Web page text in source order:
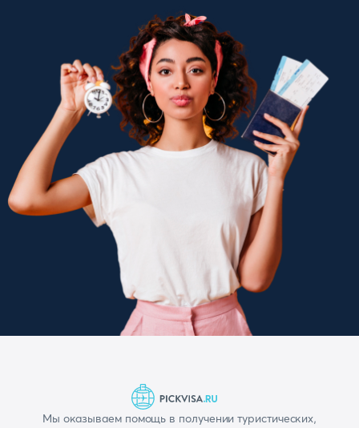
Мы оказываем помощь в получении туристических,